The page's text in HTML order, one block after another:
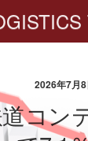
2026年7月8
コン